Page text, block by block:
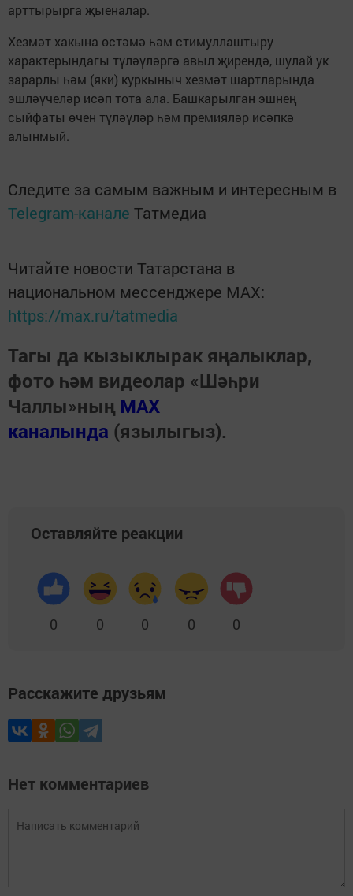
арттырырга җыеналар.
Хезмәт хакына өстәмә һәм стимуллаштыру
характерындагы түләүләргә авыл җирендә, шулай ук
зарарлы һәм (яки) куркыныч хезмәт шартларында
эшләүчеләр исәп тота ала. Башкарылган эшнең
сыйфаты өчен түләүләр һәм премияләр исәпкә
алынмый.
Следите за самым важным и интересным в
Telegram-канале Татмедиа
Читайте новости Татарстана в
национальном мессенджере MАХ:
https://max.ru/tatmedia
Тагы да кызыклырак яңалыклар,
фото һәм видеолар «Шәһри
Чаллы»ның MAX
каналында (язылыгыз).
Оставляйте реакции
0 0 0 0 0
Расскажите друзьям
Нет комментариев